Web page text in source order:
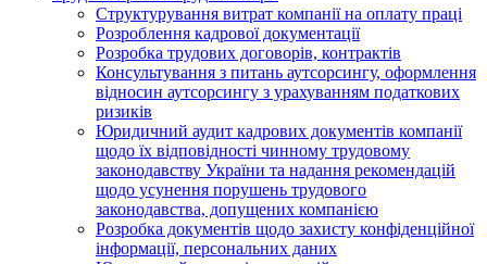
Cтруктурування витрат компанії на оплату праці
Розроблення кадрової документації
Розробка трудових договорів, контрактів
Консультування з питань аутсорсингу, оформлення
відносин аутсорсингу з урахуванням податкових
ризиків
Юридичний аудит кадрових документів компанії
щодо їх відповідності чинному трудовому
законодавству України та надання рекомендацій
щодо усунення порушень трудового
законодавства, допущених компанією
Розробка документів щодо захисту конфіденційної
інформації, персональних даних